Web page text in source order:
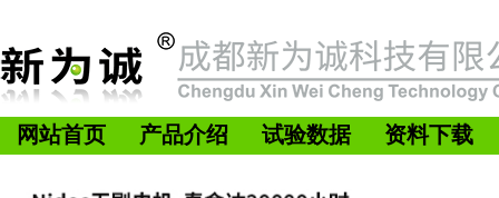
网站首页 产品介绍 试验数据 资料下载